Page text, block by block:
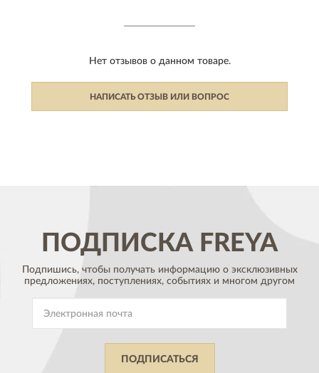
Нет отзывов о данном товаре.
НАПИСАТЬ ОТЗЫВ ИЛИ ВОПРОС
ПОДПИСКА FREYA
Подпишись, чтобы получать информацию о эксклюзивных
предложениях, поступлениях, событиях и многом другом
ПОДПИСАТЬСЯ